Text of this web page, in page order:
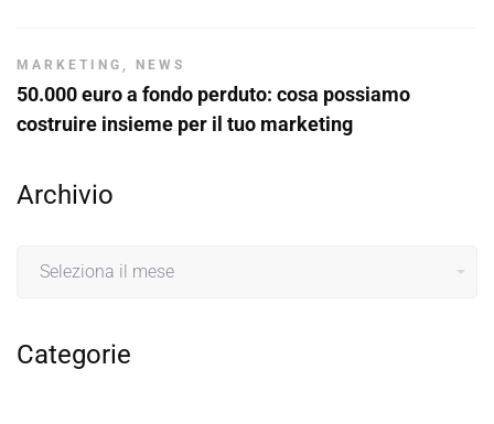
MARKETING , NEWS
50.000 euro a fondo perduto: cosa possiamo
costruire insieme per il tuo marketing
Archivio
Categorie